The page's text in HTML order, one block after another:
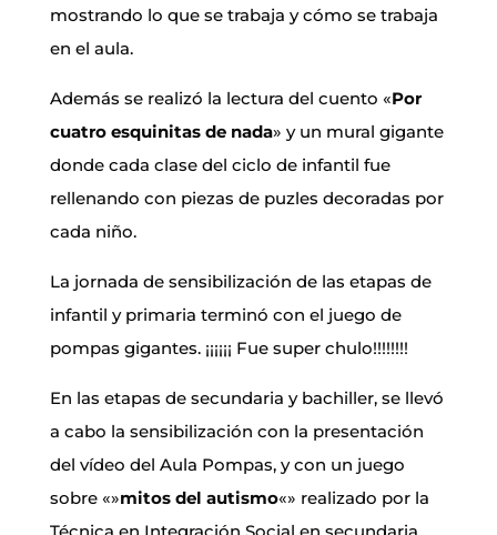
mostrando lo que se trabaja y cómo se trabaja
en el aula.
Además se realizó la lectura del cuento «Por
cuatro esquinitas de nada» y un mural gigante
donde cada clase del ciclo de infantil fue
rellenando con piezas de puzles decoradas por
cada niño.
La jornada de sensibilización de las etapas de
infantil y primaria terminó con el juego de
pompas gigantes. ¡¡¡¡¡¡ Fue super chulo!!!!!!!!
En las etapas de secundaria y bachiller, se llevó
a cabo la sensibilización con la presentación
del vídeo del Aula Pompas, y con un juego
sobre «»mitos del autismo«» realizado por la